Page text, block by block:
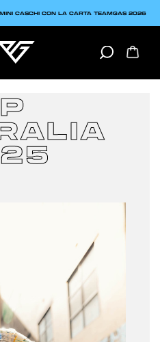
CASCHI CON LA CARTA TEAMGAS 2026